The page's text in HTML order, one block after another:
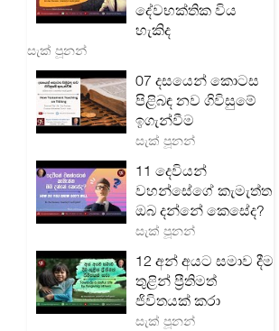
දේවභක්තික විය
හැකිද
සැක් පූනන්
07 දසයෙන් කොටස
පිළිබඳ නව ගිවිසුමේ
ඉගැන්වීම
සැක් පූනන්
11 දෙවියන්
වහන්සේගේ කැමැත්ත
ඔබ දන්නේ කෙසේද?
සැක් පූනන්
12 අන් අයට සමාව දීම
තුළින් ප්‍රීතිමත්
ජිවිතයක් කරා
සැක් පූනන්